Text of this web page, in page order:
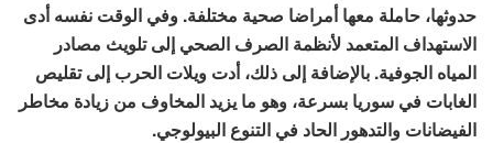
حدوثها، حاملة معها أمراضا صحية مختلفة. وفي الوقت نفسه أدى
الاستهداف المتعمد لأنظمة الصرف الصحي إلى تلويث مصادر
المياه الجوفية. بالإضافة إلى ذلك، أدت ويلات الحرب إلى تقليص
الغابات في سوريا بسرعة، وهو ما يزيد المخاوف من زيادة مخاطر
الفيضانات والتدهور الحاد في التنوع البيولوجي.